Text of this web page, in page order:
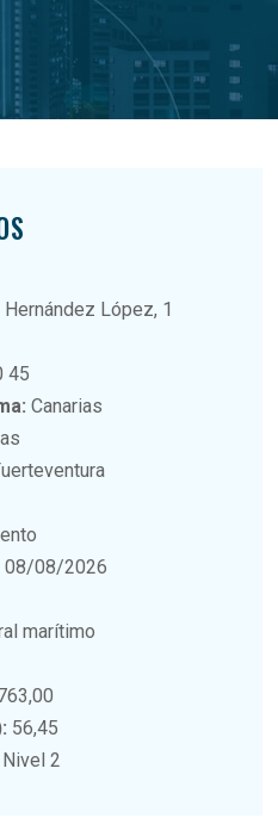
López, 1
45
Canarias
08/08/2026
marítimo
56,45
Nivel 2